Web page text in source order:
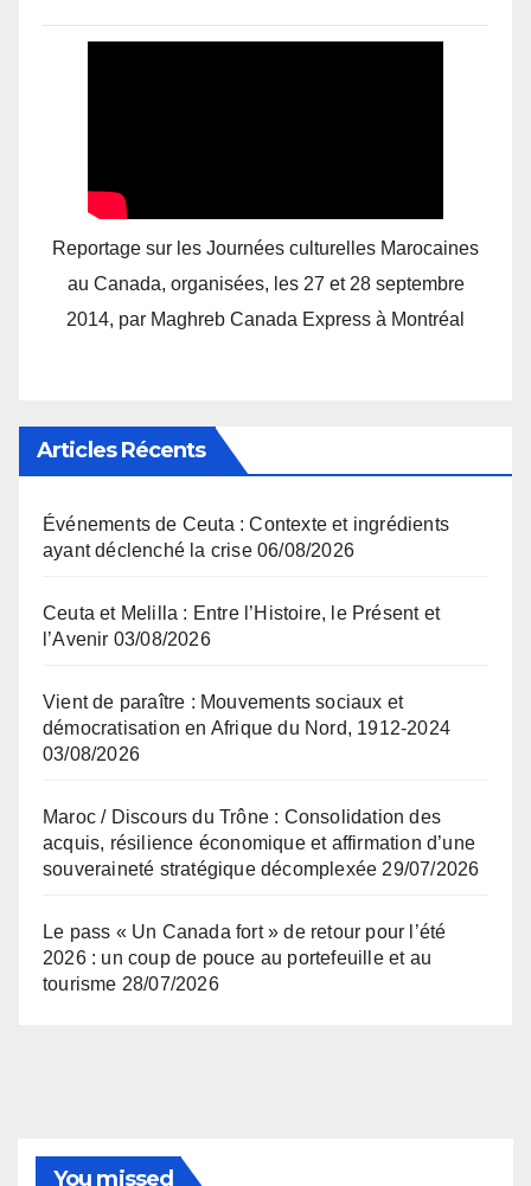
Reportage sur les Journées culturelles Marocaines
au Canada, organisées, les 27 et 28 septembre
2014, par Maghreb Canada Express à Montréal
Articles Récents
Événements de Ceuta : Contexte et ingrédients
ayant déclenché la crise 06/08/2026
Ceuta et Melilla : Entre l’Histoire, le Présent et
l’Avenir 03/08/2026
Vient de paraître : Mouvements sociaux et
démocratisation en Afrique du Nord, 1912-2024
03/08/2026
Maroc / Discours du Trône : Consolidation des
acquis, résilience économique et affirmation d’une
souveraineté stratégique décomplexée 29/07/2026
Le pass « Un Canada fort » de retour pour l’été
2026 : un coup de pouce au portefeuille et au
tourisme 28/07/2026
You missed